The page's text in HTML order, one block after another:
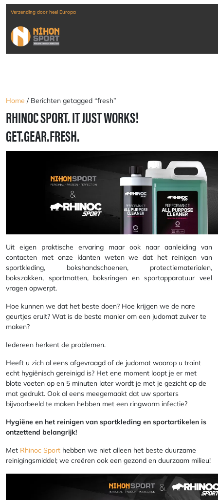
Verzending door heel Europa
Home / Berichten getagged “fresh”
RHINOC SPORT. IT JUST WORKS!
GET.GEAR.FRESH.
Uit eigen praktische ervaring maar ook naar aanleiding van
contacten met onze klanten weten we dat het reinigen van
sportkleding, bokshandschoenen, protectiematerialen,
bokszakken, sportmatten, boksringen en sportapparatuur veel
vragen opwerpt.
Hoe kunnen we dat het beste doen? Hoe krijgen we de nare
geurtjes eruit? Wat is de beste manier om een judomat zuiver te
maken?
Iedereen herkent de problemen.
Heeft u zich al eens afgevraagd of de judomat waarop u traint
echt hygiënisch gereinigd is? Het ene moment loopt je er met
blote voeten op en 5 minuten later wordt je met je gezicht op de
mat gedrukt. Ook al eens meegemaakt dat uw sporters
bijvoorbeeld te maken hebben met een ringworm infectie?
Hygiëne en het reinigen van sportkleding en sportartikelen is
ontzettend belangrijk!
Met Rhinoc Sport hebben we niet alleen het beste duurzame
reinigingsmiddel; we creëren ook een gezond en duurzaam milieu!